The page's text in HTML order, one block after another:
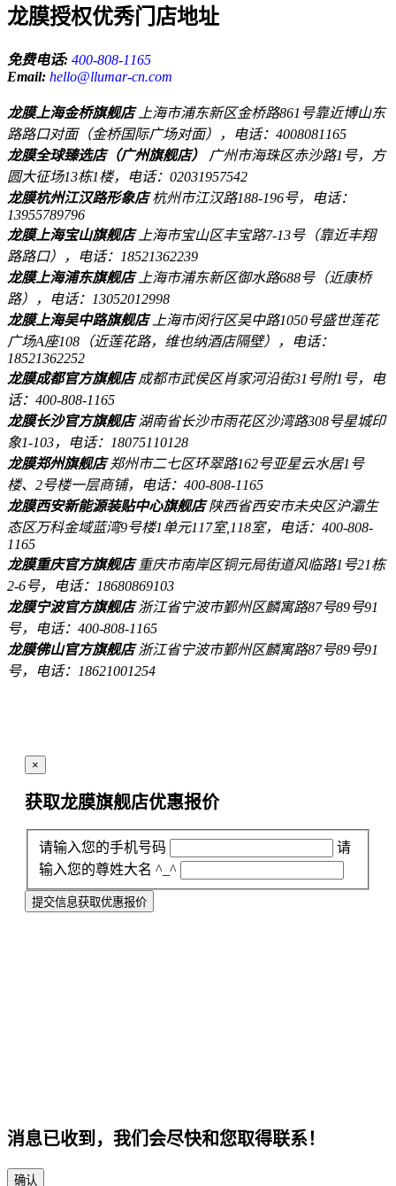
龙膜授权优秀门店地址
免费电话: 400-808-1165
Email: hello@llumar-cn.com
龙膜上海金桥旗舰店 上海市浦东新区金桥路861号靠近博山东
路路口对面（金桥国际广场对面），电话：4008081165
龙膜全球臻选店（广州旗舰店）
广州市海珠区赤沙路1号，方
圆大征场13栋1楼，电话：02031957542
龙膜杭州江汉路形象店杭州市江汉路188-196号，电话：
13955789796
龙膜上海宝山旗舰店 上海市宝山区丰宝路7-13号（靠近丰翔
路路口），电话：18521362239
龙膜上海浦东旗舰店 上海市浦东新区御水路688号（近康桥
路），电话：13052012998
龙膜上海吴中路旗舰店 上海市闵行区吴中路1050号盛世莲花
广场A座108（近莲花路，维也纳酒店隔壁），电话：
18521362252
龙膜成都官方旗舰店成都市武侯区肖家河沿街31号附1号，电
话：400-808-1165
龙膜长沙官方旗舰店湖南省长沙市雨花区沙湾路308号星城印
象1-103，电话：18075110128
龙膜郑州旗舰店郑州市二七区环翠路162号亚星云水居1号
楼、2号楼一层商铺，电话：400-808-1165
龙膜西安新能源装贴中心旗舰店陕西省西安市未央区沪灞生
态区万科金域蓝湾9号楼1单元117室,118室，电话：400-808-
1165
龙膜重庆官方旗舰店重庆市南岸区铜元局街道风临路1号21栋
2-6号，电话：18680869103
龙膜宁波官方旗舰店浙江省宁波市鄞州区麟寓路87号89号91
号，电话：400-808-1165
龙膜佛山官方旗舰店浙江省宁波市鄞州区麟寓路87号89号91
号，电话：18621001254
×
获取龙膜旗舰店优惠报价
请输入您的手机号码
请
输入您的尊姓大名 ^_^
提交信息获取优惠报价
消息已收到，我们会尽快和您取得联系！
确认